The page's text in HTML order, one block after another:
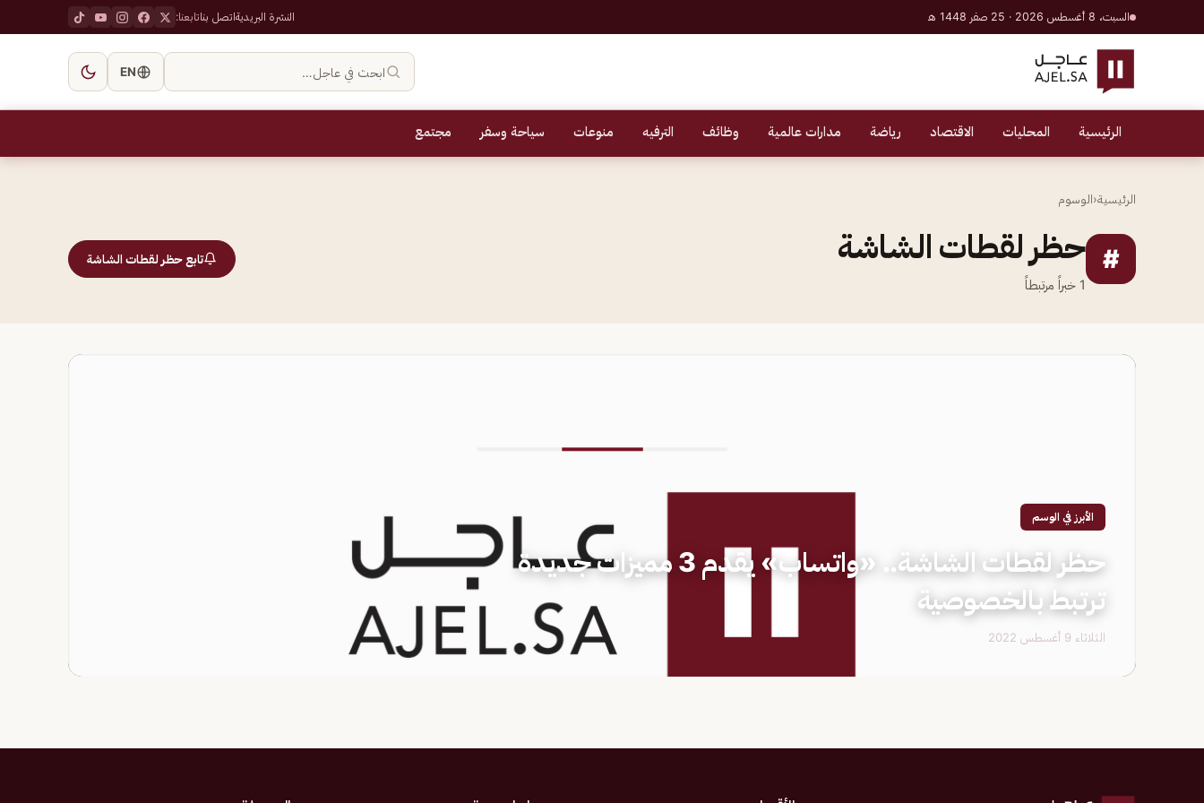
السبت، 8 أغسطس 2026 · 25 صفر 1448 هـ النشرة البريديةاتصل بناتابعنا:
ابحث في عاجل… EN
الرئيسية المحليات الاقتصاد رياضة مدارات عالمية وظائف الترفيه منوعات سياحة وسفر مجتمع
الرئيسية‹الوسوم
# حظر لقطات الشاشة
1 خبراً مرتبطاً
تابع حظر لقطات الشاشة
الأبرز في الوسم
حظر لقطات الشاشة.. «واتساب» يقدم 3 مميزات جديدة
ترتبط بالخصوصية
الثلاثاء 9 أغسطس 2022